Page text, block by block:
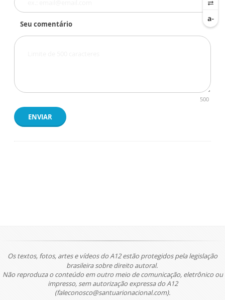
Seu comentário
500
ENVIAR
Os textos, fotos, artes e vídeos do A12 estão protegidos pela legislação
brasileira sobre direito autoral.
Não reproduza o conteúdo em outro meio de comunicação, eletrônico ou
impresso, sem autorização expressa do A12
(faleconosco@santuarionacional.com).